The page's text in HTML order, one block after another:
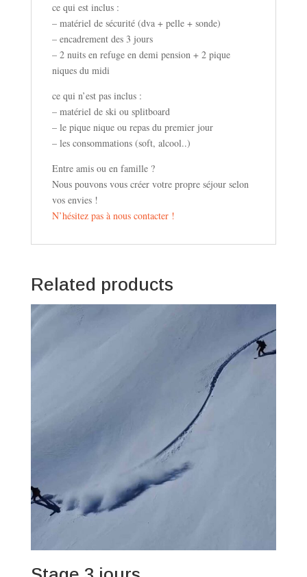
ce qui est inclus :
– matériel de sécurité (dva + pelle + sonde)
– encadrement des 3 jours
– 2 nuits en refuge en demi pension + 2 pique
niques du midi
ce qui n’est pas inclus :
– matériel de ski ou splitboard
– le pique nique ou repas du premier jour
– les consommations (soft, alcool..)
Entre amis ou en famille ?
Nous pouvons vous créer votre propre séjour selon
vos envies !
N’hésitez pas à nous contacter !
Related products